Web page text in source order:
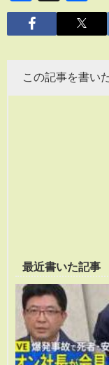
この記事を書い
最近書いた記事